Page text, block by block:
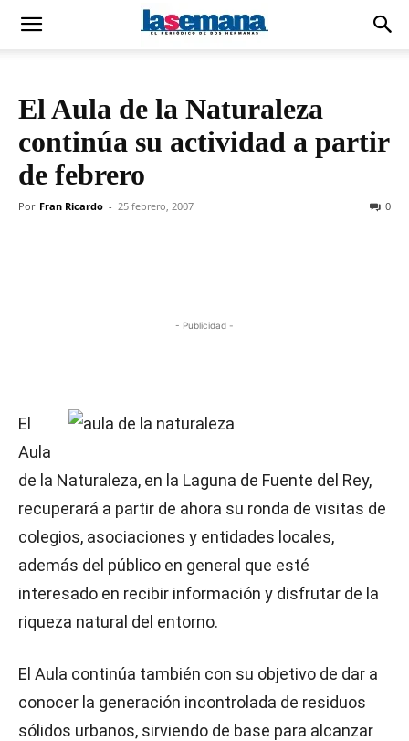
El Aula de la Naturaleza
continúa su actividad a partir
de febrero
Por Fran Ricardo - 25 febrero, 2007 0
- Publicidad -
El
Aula
de la Naturaleza, en la Laguna de Fuente del Rey,
recuperará a partir de ahora su ronda de visitas de
colegios, asociaciones y entidades locales,
además del público en general que esté
interesado en recibir información y disfrutar de la
riqueza natural del entorno.
El Aula continúa también con su objetivo de dar a
conocer la generación incontrolada de residuos
sólidos urbanos, sirviendo de base para alcanzar